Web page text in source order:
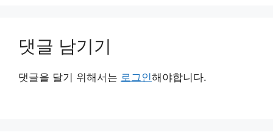
댓글 남기기
댓글을 달기 위해서는 로그인해야합니다.